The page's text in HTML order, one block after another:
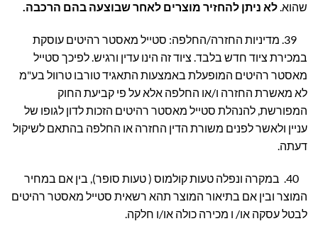
שהוא.לא ניתן להחזיר מוצרים לאחר שבוצעה בהם הרכבה.
39. מדיניות החזרה/החלפה: סטייל מאסטר רהיטים עוסקת
במכירת ציוד חדש בלבד. ציוד זה הינו עדין ורגיש. לפיכך סטייל
מאסטר רהיטים המופעלת באמצעות התאגיד טורבו טרוול בע"מ
לא מאשרת החזרה ו/או החלפה אלא על פי קביעת החוק
המפורשת, להנהלת סטייל מאסטר רהיטים הזכות לדון לגופו של
עניין ולאשר לפנים משורת הדין החזרה או החלפה בהתאם לשיקול
דעתה.
40. במקרה ונפלה טעות קולמוס ( טעות סופר), בין אם במחיר
המוצר ובין אם בתיאור המוצר תהא רשאית סטייל מאסטר רהיטים
לבטל עסקה או/ ו מכירה כולה או/ו חלקה.